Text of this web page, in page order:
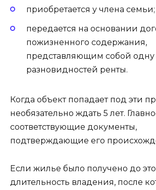
приобретается у члена семьи;
передается на основании
пожизненного содержания,
представляющим собой одну
разновидностей ренты.
Когда объект попадает под эти
необязательно ждать 5 лет.
соответствующие документы,
подтверждающие его
Если жилье было получено до
длительность владения, после